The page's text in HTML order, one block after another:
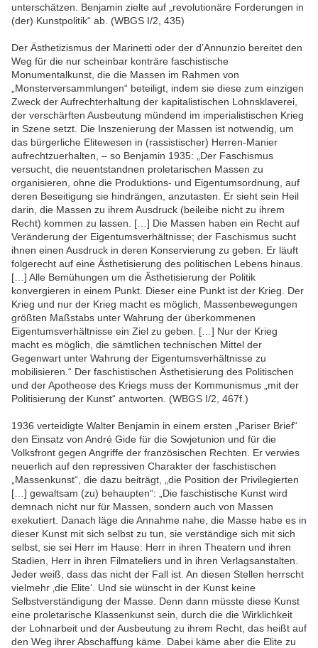
unterschätzen. Benjamin zielte auf „revolutionäre Forderungen in
(der) Kunstpolitik“ ab. (WBGS I/2, 435)
Der Ästhetizismus der Marinetti oder der d’Annunzio bereitet den
Weg für die nur scheinbar konträre faschistische
Monumentalkunst, die die Massen im Rahmen von
„Monsterversammlungen“ beteiligt, indem sie diese zum einzigen
Zweck der Aufrechterhaltung der kapitalistischen Lohnsklaverei,
der verschärften Ausbeutung mündend im imperialistischen Krieg
in Szene setzt. Die Inszenierung der Massen ist notwendig, um
das bürgerliche Elitewesen in (rassistischer) Herren-Manier
aufrechtzuerhalten, – so Benjamin 1935: „Der Faschismus
versucht, die neuentstandnen proletarischen Massen zu
organisieren, ohne die Produktions- und Eigentumsordnung, auf
deren Beseitigung sie hindrängen, anzutasten. Er sieht sein Heil
darin, die Massen zu ihrem Ausdruck (beileibe nicht zu ihrem
Recht) kommen zu lassen. […] Die Massen haben ein Recht auf
Veränderung der Eigentumsverhältnisse; der Faschismus sucht
ihnen einen Ausdruck in deren Konservierung zu geben. Er läuft
folgerecht auf eine Ästhetisierung des politischen Lebens hinaus.
[…] Alle Bemühungen um die Ästhetisierung der Politik
konvergieren in einem Punkt. Dieser eine Punkt ist der Krieg. Der
Krieg und nur der Krieg macht es möglich, Massenbewegungen
größten Maßstabs unter Wahrung der überkommenen
Eigentumsverhältnisse ein Ziel zu geben. […] Nur der Krieg
macht es möglich, die sämtlichen technischen Mittel der
Gegenwart unter Wahrung der Eigentumsverhältnisse zu
mobilisieren.“ Der faschistischen Ästhetisierung des Politischen
und der Apotheose des Kriegs muss der Kommunismus „mit der
Politisierung der Kunst“ antworten. (WBGS I/2, 467f.)
1936 verteidigte Walter Benjamin in einem ersten „Pariser Brief“
den Einsatz von André Gide für die Sowjetunion und für die
Volksfront gegen Angriffe der französischen Rechten. Er verwies
neuerlich auf den repressiven Charakter der faschistischen
„Massenkunst“, die dazu beiträgt, „die Position der Privilegierten
[…] gewaltsam (zu) behaupten“: „Die faschistische Kunst wird
demnach nicht nur für Massen, sondern auch von Massen
exekutiert. Danach läge die Annahme nahe, die Masse habe es in
dieser Kunst mit sich selbst zu tun, sie verständige sich mit sich
selbst, sie sei Herr im Hause: Herr in ihren Theatern und ihren
Stadien, Herr in ihren Filmateliers und in ihren Verlagsanstalten.
Jeder weiß, dass das nicht der Fall ist. An diesen Stellen herrscht
vielmehr ‚die Elite‘. Und sie wünscht in der Kunst keine
Selbstverständigung der Masse. Denn dann müsste diese Kunst
eine proletarische Klassenkunst sein, durch die die Wirklichkeit
der Lohnarbeit und der Ausbeutung zu ihrem Recht, das heißt auf
den Weg ihrer Abschaffung käme. Dabei käme aber die Elite zu